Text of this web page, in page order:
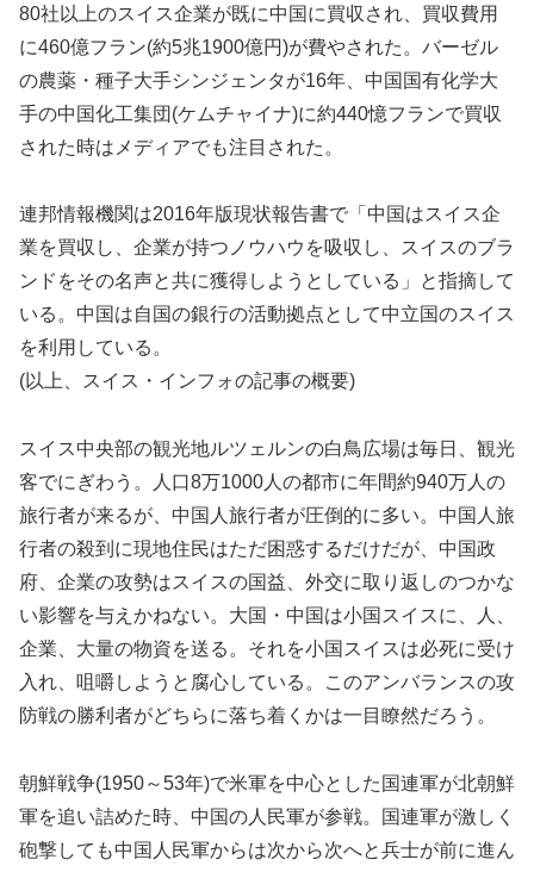
80社以上のスイス企業が既に中国に買収され、買収費用
に460億フラン(約5兆1900億円)が費やされた。バーゼル
の農薬・種子大手シンジェンタが16年、中国国有化学大
手の中国化工集団(ケムチャイナ)に約440憶フランで買収
された時はメディアでも注目された。
連邦情報機関は2016年版現状報告書で「中国はスイス企
業を買収し、企業が持つノウハウを吸収し、スイスのブラ
ンドをその名声と共に獲得しようとしている」と指摘して
いる。中国は自国の銀行の活動拠点として中立国のスイス
を利用している。
(以上、スイス・インフォの記事の概要)
スイス中央部の観光地ルツェルンの白鳥広場は毎日、観光
客でにぎわう。人口8万1000人の都市に年間約940万人の
旅行者が来るが、中国人旅行者が圧倒的に多い。中国人旅
行者の殺到に現地住民はただ困惑するだけだが、中国政
府、企業の攻勢はスイスの国益、外交に取り返しのつかな
い影響を与えかねない。大国・中国は小国スイスに、人、
企業、大量の物資を送る。それを小国スイスは必死に受け
入れ、咀嚼しようと腐心している。このアンバランスの攻
防戦の勝利者がどちらに落ち着くかは一目瞭然だろう。
朝鮮戦争(1950～53年)で米軍を中心とした国連軍が北朝鮮
軍を追い詰めた時、中国の人民軍が参戦。国連軍が激しく
砲撃しても中国人民軍からは次から次へと兵士が前に進ん